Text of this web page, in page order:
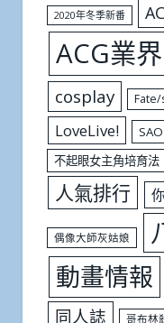
2020年冬季新番
ACG業界
cosplay
LoveLive! SAO
不起眼女主角培育法
人氣排行
偶像大師灰姑娘
動畫情報
同人誌 哥布林